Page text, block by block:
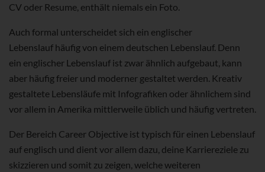
CV oder Resume, enthält niemals ein Foto.
Auch formal unterscheidet sich ein englischer
Lebenslauf häufig von einem deutschen Lebenslauf. Denn
ein englischer Lebenslauf ist zwar ähnlich aufgebaut, kann
aber häufig freier und moderner gestaltet werden. Kreativ
gestaltete Lebensläufe mit Infografiken oder ähnlichem sind
vor allem in Amerika mittlerweile üblich und häufig vertreten.
Der Bereich Career Objective ist typisch für einen Lebenslauf
auf englisch und dient vor allem dazu, deine Karriereziele zu
skizzieren und somit zu zeigen, welche weiteren